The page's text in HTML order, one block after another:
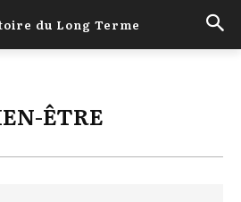
du Long Terme
ÊTRE